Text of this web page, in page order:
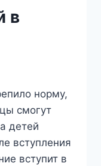
в
норму,
смогут
детей
вступления
вступит в